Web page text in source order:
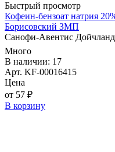
Быстрый просмотр
Кофеин-бензоат натрия
Борисовский ЗМП
Санофи-Авентис
Много
В наличии: 17
Арт. KF-00016415
Цена
от 57 ₽
В корзину